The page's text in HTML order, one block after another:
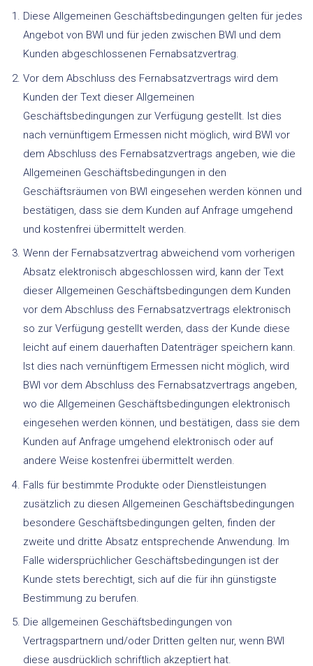
Diese Allgemeinen Geschäftsbedingungen gelten für jedes
Angebot von BWI und für jeden zwischen BWI und dem
Kunden abgeschlossenen Fernabsatzvertrag.
Vor dem Abschluss des Fernabsatzvertrags wird dem
Kunden der Text dieser Allgemeinen
Geschäftsbedingungen zur Verfügung gestellt. Ist dies
nach vernünftigem Ermessen nicht möglich, wird BWI vor
dem Abschluss des Fernabsatzvertrags angeben, wie die
Allgemeinen Geschäftsbedingungen in den
Geschäftsräumen von BWI eingesehen werden können und
bestätigen, dass sie dem Kunden auf Anfrage umgehend
und kostenfrei übermittelt werden.
Wenn der Fernabsatzvertrag abweichend vom vorherigen
Absatz elektronisch abgeschlossen wird, kann der Text
dieser Allgemeinen Geschäftsbedingungen dem Kunden
vor dem Abschluss des Fernabsatzvertrags elektronisch
so zur Verfügung gestellt werden, dass der Kunde diese
leicht auf einem dauerhaften Datenträger speichern kann.
Ist dies nach vernünftigem Ermessen nicht möglich, wird
BWI vor dem Abschluss des Fernabsatzvertrags angeben,
wo die Allgemeinen Geschäftsbedingungen elektronisch
eingesehen werden können, und bestätigen, dass sie dem
Kunden auf Anfrage umgehend elektronisch oder auf
andere Weise kostenfrei übermittelt werden.
Falls für bestimmte Produkte oder Dienstleistungen
zusätzlich zu diesen Allgemeinen Geschäftsbedingungen
besondere Geschäftsbedingungen gelten, finden der
zweite und dritte Absatz entsprechende Anwendung. Im
Falle widersprüchlicher Geschäftsbedingungen ist der
Kunde stets berechtigt, sich auf die für ihn günstigste
Bestimmung zu berufen.
Die allgemeinen Geschäftsbedingungen von
Vertragspartnern und/oder Dritten gelten nur, wenn BWI
diese ausdrücklich schriftlich akzeptiert hat.